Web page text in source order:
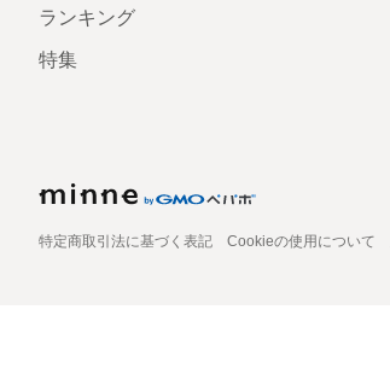
ランキング
特集
特定商取引法に基づく表記 Cookieの使用について